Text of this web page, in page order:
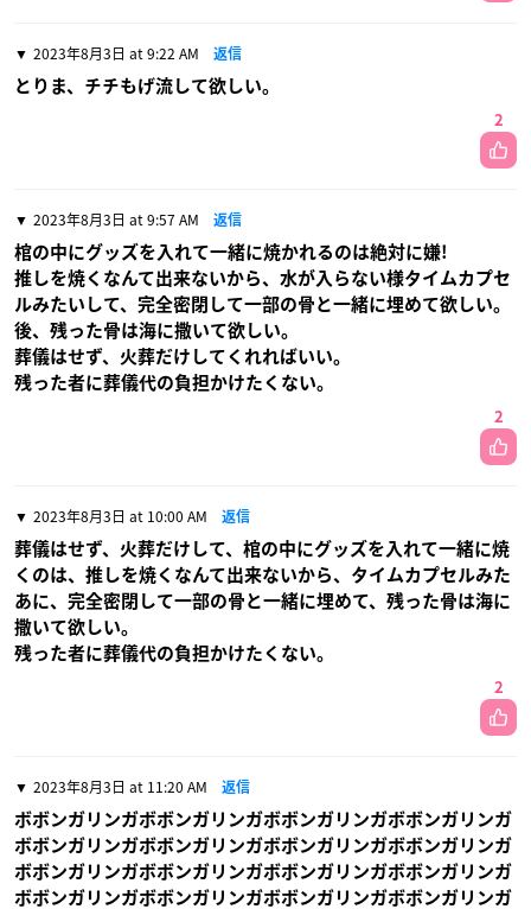
2023年8月3日 at 9:22 AM 返信
とりま、チチもげ流して欲しい。
2
2023年8月3日 at 9:57 AM 返信
棺の中にグッズを入れて一緒に焼かれるのは絶対に嫌!
推しを焼くなんて出来ないから、水が入らない様タイムカプセ
ルみたいして、完全密閉して一部の骨と一緒に埋めて欲しい。
後、残った骨は海に撒いて欲しい。
葬儀はせず、火葬だけしてくれればいい。
残った者に葬儀代の負担かけたくない。
2
2023年8月3日 at 10:00 AM 返信
葬儀はせず、火葬だけして、棺の中にグッズを入れて一緒に焼
くのは、推しを焼くなんて出来ないから、タイムカプセルみた
あに、完全密閉して一部の骨と一緒に埋めて、残った骨は海に
撒いて欲しい。
残った者に葬儀代の負担かけたくない。
2
2023年8月3日 at 11:20 AM 返信
ボボンガリンガボボンガリンガボボンガリンガボボンガリンガ
ボボンガリンガボボンガリンガボボンガリンガボボンガリンガ
ボボンガリンガボボンガリンガボボンガリンガボボンガリンガ
ボボンガリンガボボンガリンガボボンガリンガボボンガリンガ